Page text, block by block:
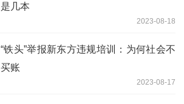
是几本
2023-08-18
“铁头”举报新东方违规培训：为何社会不
买账
2023-08-17